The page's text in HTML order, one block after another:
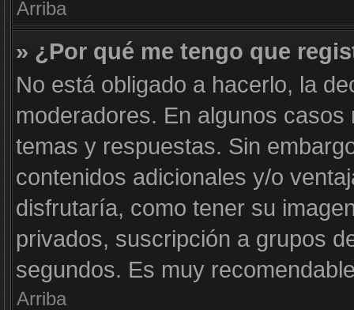
Arriba
» ¿Por qué me tengo que
No está obligado a hacerlo, la
moderadores. En algunos
temas y respuestas. Sin
contenidos adicionales y/o
disfrutaría, como tener su
privados, suscripción a grupos
segundos. Es muy
Arriba